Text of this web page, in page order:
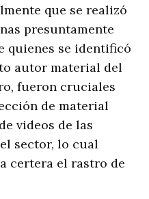
que se realizó
presuntamente
quienes se identificó
autor material del
fueron cruciales
de material
videos de las
sector, lo cual
certera el rastro de